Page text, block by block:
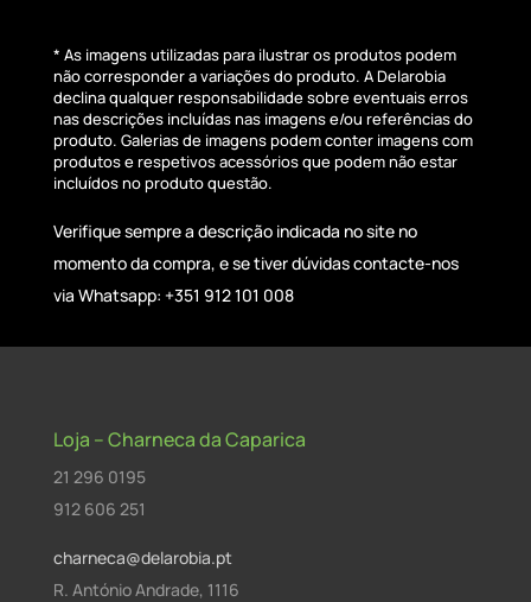
* As imagens utilizadas para ilustrar os produtos podem
não corresponder a variações do produto. A Delarobia
declina qualquer responsabilidade sobre eventuais erros
nas descrições incluídas nas imagens e/ou referências do
produto. Galerias de imagens podem conter imagens com
produtos e respetivos acessórios que podem não estar
incluídos no produto questão.
Verifique sempre a descrição indicada no site no
momento da compra, e se tiver dúvidas contacte-nos
via Whatsapp: +351 912 101 008
Loja – Charneca da Caparica
21 296 0195
912 606 251
charneca@delarobia.pt
R. António Andrade, 1116